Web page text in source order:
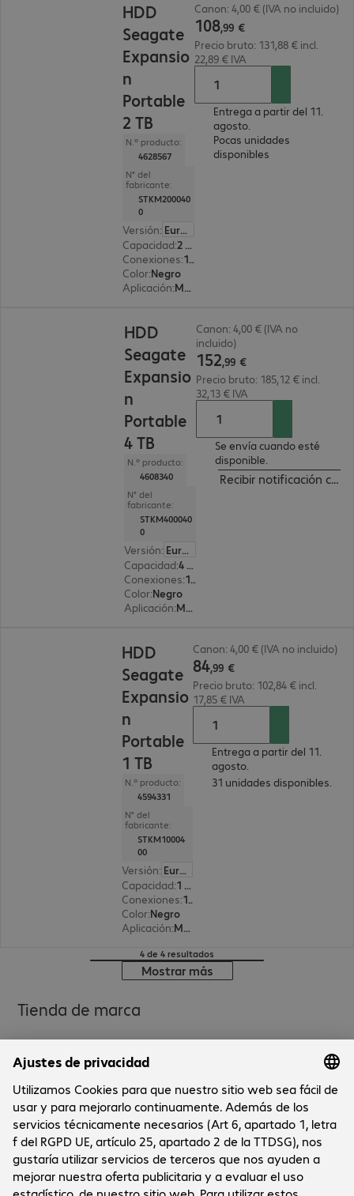
HDD
Seagate
Expansio
n
Portable
2 TB
N.º producto:
4628567
N° del
fabricante:
STKM200040
0
Versión:
Europa
Capacidad:
2 TB
Conexiones: 1x USB 3.0 tipo Micro-B
Color:Negro
Aplicación: Móvil
Canon: 4,00 € (IVA no incluido)
108,99 €
Precio bruto: 131,88 € incl.
22,89 € IVA
Entrega a partir del 11.
agosto.
Pocas unidades
disponibles
HDD
Seagate
Expansio
n
Portable
4 TB
N.º producto:
4608340
N° del
fabricante:
STKM400040
0
Versión:
Europa
Capacidad:
4 TB
Conexiones: 1x USB 3.0 tipo Micro-B
Color:Negro
Aplicación: Móvil
Canon: 4,00 € (IVA no
incluido)
152,99 €
Precio bruto: 185,12 € incl.
32,13 € IVA
Se envía cuando esté
disponible.
Recibir notificación
HDD
Seagate
Expansio
n
Portable
1 TB
N.º producto:
4594331
N° del
fabricante:
STKM10004
00
Versión:
Europa
Capacidad:
1 TB
Conexiones: 1x USB 3.0 tipo Micro-B
Color:Negro
Aplicación: Móvil
Canon: 4,00 € (IVA no incluido)
84,99 €
Precio bruto: 102,84 € incl.
17,85 € IVA
Entrega a partir del 11.
agosto.
31 unidades disponibles.
4 de 4 resultados
Mostrar más
Tienda de marca
Sobre la empresa